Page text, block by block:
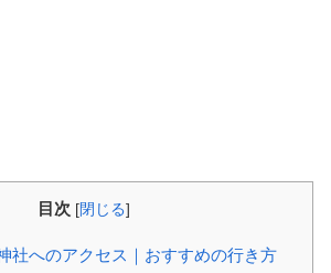
目次 [閉じる]
社へのアクセス｜おすすめの行き方